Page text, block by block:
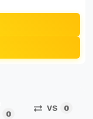
0
VS 0